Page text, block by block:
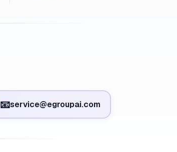
📧service@egroupai.com